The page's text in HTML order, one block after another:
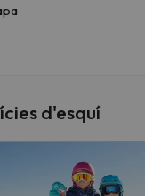
d'esquí